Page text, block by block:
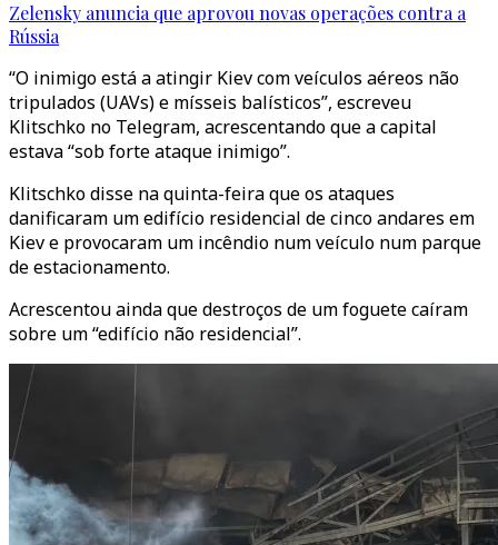
Zelensky anuncia que aprovou novas operações contra a
Rússia
“O inimigo está a atingir Kiev com veículos aéreos não
tripulados (UAVs) e mísseis balísticos”, escreveu
Klitschko no Telegram, acrescentando que a capital
estava “sob forte ataque inimigo”.
Klitschko disse na quinta-feira que os ataques
danificaram um edifício residencial de cinco andares em
Kiev e provocaram um incêndio num veículo num parque
de estacionamento.
Acrescentou ainda que destroços de um foguete caíram
sobre um “edifício não residencial”.